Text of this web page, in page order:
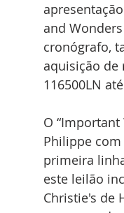
and
cronógrafo,
aquisição de
116500LN
O
Philippe
primeira
este leilão
Christie's de